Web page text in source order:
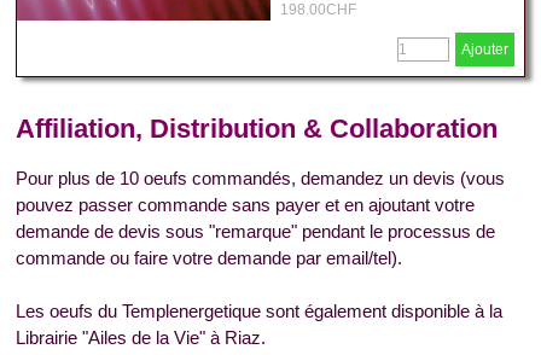
vous quand vous voulez :
- introduction à la pratique et
rappel des points essentiels
sécurité (video)
- 8 audio (env 20 minutes)
que vous écoutez chez vous
pour reconnecter
- méditation de l'oeuf
- comment mettre et enlever
- méditations guidées sur les
198.00CHF
Ajouter
Affiliation, Distribution & Collaboration
Pour plus de 10 oeufs commandés, demandez un devis (vous
pouvez passer commande sans payer et en ajoutant votre
demande de devis sous "remarque" pendant le processus de
commande ou faire votre demande par email/tel).
Les oeufs du Templenergetique sont également disponible à la
Librairie "Ailes de la Vie" à Riaz.